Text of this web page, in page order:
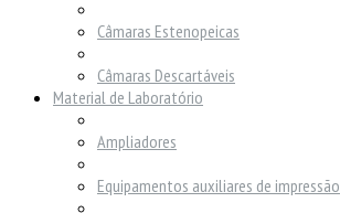
Câmaras Estenopeicas
Câmaras Descartáveis
Material de Laboratório
Ampliadores
Equipamentos auxiliares de impressão